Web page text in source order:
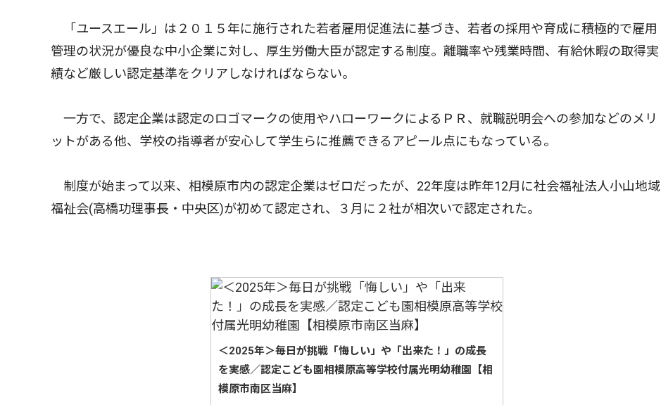
「ユースエール」は２０１５年に施行された若者雇用促進法に基づき、若者の採用や育成に積極的で雇用
管理の状況が優良な中小企業に対し、厚生労働大臣が認定する制度。離職率や残業時間、有給休暇の取得実
績など厳しい認定基準をクリアしなければならない。
一方で、認定企業は認定のロゴマークの使用やハローワークによるＰＲ、就職説明会への参加などのメリ
ットがある他、学校の指導者が安心して学生らに推薦できるアピール点にもなっている。
制度が始まって以来、相模原市内の認定企業はゼロだったが、22年度は昨年12月に社会福祉法人小山地域
福祉会(高橋功理事長・中央区)が初めて認定され、３月に２社が相次いで認定された。
＜2025年＞毎日が挑戦「悔しい」や「出来た！」の成長
を実感／認定こども園相模原高等学校付属光明幼稚園【相
模原市南区当麻】